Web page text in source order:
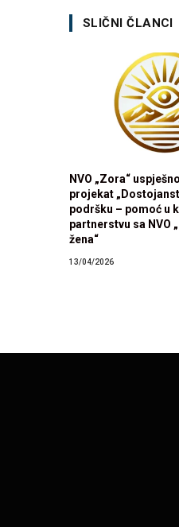
SLIČNI ČLANCI
NVO „Zora“
projekat
podršku – pomoć u
partnerstvu sa NVO
žena“
13/04/2026